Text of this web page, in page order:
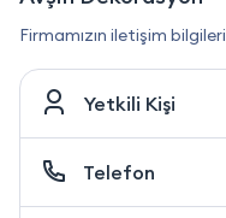
Firmamızın iletişim bilgileri
Yetkili Kişi
Telefon